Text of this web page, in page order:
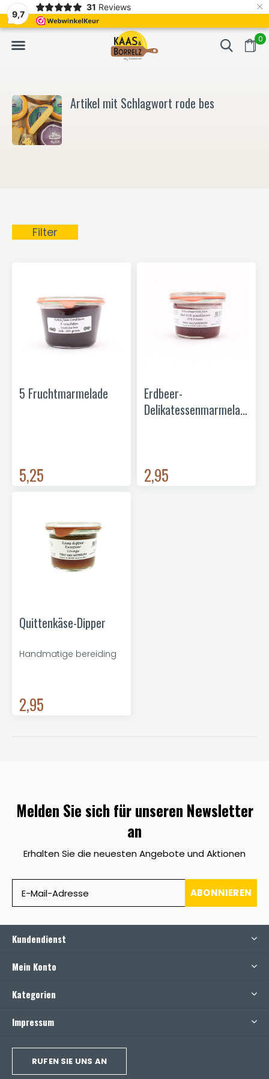
9,7
31 Reviews ×
0
Frisch geschnitten und vakuumverpackt. Meistens Lieferung
Artikel mit Schlagwort rode bes
Filter
5 Fruchtmarmelade
5,25
Erdbeer-
Delikatessenmarmelade
2,95
Quittenkäse-Dipper
Handmatige bereiding
2,95
Melden Sie sich für unseren Newsletter
an
Erhalten Sie die neuesten Angebote und Aktionen
ABONNIEREN
Kundendienst
Mein Konto
Kategorien
Impressum
RUFEN SIE UNS AN